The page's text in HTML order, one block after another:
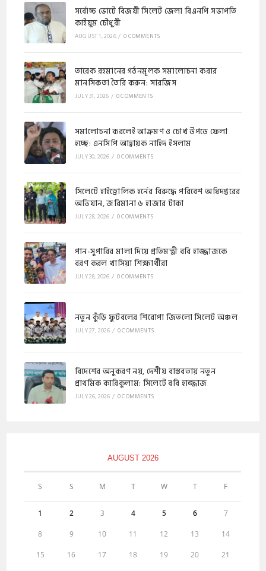
সর্বোচ্চ ভোটে বিজয়ী সিলেট জেলা বিএনপি সভাপতি
কাইয়ুম চৌধুরী
AUGUST 1, 2026/ 0 COMMENTS
​​তারেক রহমানের গঠনমূলক সমালোচনা করার
মানসিকতা তৈরি করুন: সারজিস
JULY 31, 2026 / 0 COMMENTS
সমালোচনা করলেই আক্রমণ ও চোখ উপড়ে ফেলা
হচ্ছে: এনসিপি আহ্বায়ক নাহিদ ইসলাম
JULY 30, 2026 / 0 COMMENTS
​সিলেটে হাইড্রোলিক হর্নের বিরুদ্ধে পরিবেশ অধিদপ্তরের
অভিযান, জরিমানা ৬ হাজার টাকা
JULY 28, 2026 / 0 COMMENTS
পান-সুপারির মালা দিয়ে প্রতিমন্ত্রী ববি হাজ্জাজকে
বরণ করল খাসিয়া শিক্ষার্থীরা
JULY 28, 2026 / 0 COMMENTS
নতুন কুঁড়ি ফুটবলের শিরোপা জিতলো সিলেট অঞ্চল
JULY 27, 2026 / 0 COMMENTS
বিদেশের অনুকরণ নয়, দেশীয় বাস্তবতায় নতুন
প্রাথমিক কারিকুলাম: সিলেটে ববি হাজ্জাজ
JULY 26, 2026 / 0 COMMENTS
AUGUST 2026
S S M T W T F
1 2 3 4 5 6 7
8 9 10 11 12 13 14
15 16 17 18 19 20 21